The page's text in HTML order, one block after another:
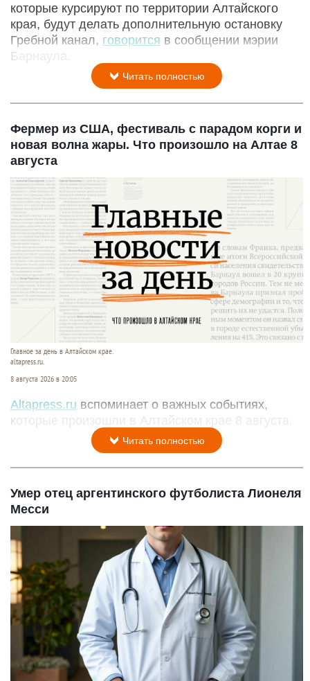
которые курсируют по территории Алтайского
края, будут делать дополнительную остановку
Гребной канал, говорится в сообщении мэрии
Барнаула.
Читать полностью
Фермер из США, фестиваль с парадом корги и
новая волна жары. Что произошло на Алтае 8
августа
Главное за день в Алтайском крае.
altapress.ru.
8 августа 2026 в 20:05
Altapress.ru вспоминает о важных событиях,
которые произошли в Алтайском крае 8 августа.
Читать полностью
Умер отец аргентинского футболиста Лионеля
Месси